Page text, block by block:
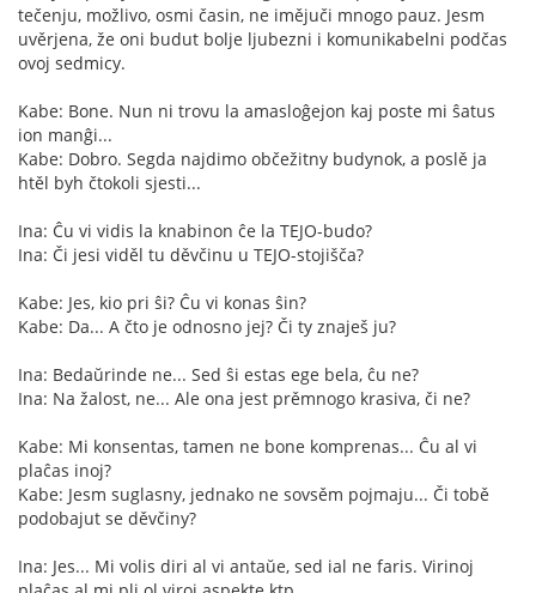
tečenju, možlivo, osmi časin, ne imějuči mnogo pauz. Jesm
uvěrjena, že oni budut bolje ljubezni i komunikabelni podčas
ovoj sedmicy.
Kabe: Bone. Nun ni trovu la amasloĝejon kaj poste mi ŝatus
ion manĝi...
Kabe: Dobro. Segda najdimo občežitny budynok, a poslě ja
htěl byh čtokoli sjesti...
Ina: Ĉu vi vidis la knabinon ĉe la TEJO-budo?
Ina: Či jesi viděl tu děvčinu u TEJO-stojišča?
Kabe: Jes, kio pri ŝi? Ĉu vi konas ŝin?
Kabe: Da... A čto je odnosno jej? Či ty znaješ ju?
Ina: Bedaŭrinde ne... Sed ŝi estas ege bela, ĉu ne?
Ina: Na žalost, ne... Ale ona jest prěmnogo krasiva, či ne?
Kabe: Mi konsentas, tamen ne bone komprenas... Ĉu al vi
plaĉas inoj?
Kabe: Jesm suglasny, jednako ne sovsěm pojmaju... Či tobě
podobajut se děvčiny?
Ina: Jes... Mi volis diri al vi antaŭe, sed ial ne faris. Virinoj